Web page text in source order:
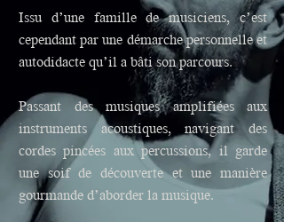
Issu d’une famille de musiciens, c’est
cependant par une démarche personnelle et
autodidacte qu’il a bâti son parcours.
Passant des musiques amplifiées aux
instruments acoustiques, navigant des
cordes pincées aux percussions, il garde
une soif de découverte et une manière
gourmande d’aborder la musique.